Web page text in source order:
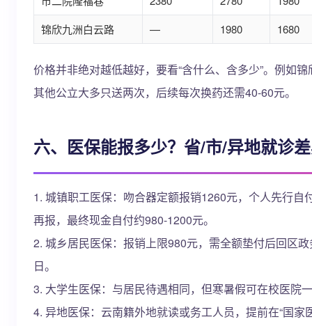
锦欣九洲白云路
— 1980 1680
价格并非绝对越低越好，要看“含什么、含多少”。例如
其他公立大多只送两次，后续每次换药还需40-60元。
六、医保能报多少？省/市/异地就诊
1. 城镇职工医保：吻合器定额报销1260元，个人先行自
再报，最终现金自付约980-1200元。
2. 城乡居民医保：报销上限980元，需全额垫付后回区
日。
3. 大学生医保：与居民待遇相同，但寒暑假可在校医院
4. 异地医保：云南籍外地就读或务工人员，提前在“国